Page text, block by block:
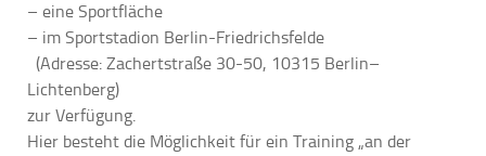
– eine Sportfläche
– im Sportstadion Berlin-Friedrichsfelde
(Adresse: Zachertstraße 30-50, 10315 Berlin–
Lichtenberg)
zur Verfügung.
Hier besteht die Möglichkeit für ein Training „an der